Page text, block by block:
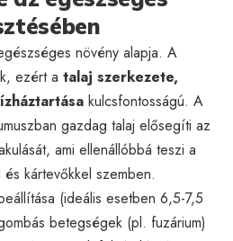
növény alapja. A
ezért a talaj szerkezete,
kulcsfontosságú. A
gazdag talaj elősegíti az
ami ellenállóbbá teszi a
kártevőkkel szemben.
(ideális esetben 6,5-7,5
betegségek (pl. fuzárium)